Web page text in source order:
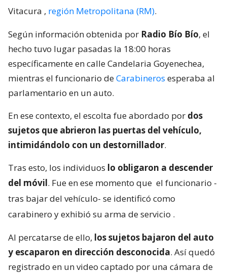
Vitacura , región Metropolitana (RM).
Según información obtenida por Radio Bío Bío, el
hecho tuvo lugar pasadas la 18:00 horas
específicamente en calle Candelaria Goyenechea,
mientras el funcionario deCarabineros esperaba al
parlamentario en un auto.
En ese contexto, el escolta fue abordado por dos
sujetos que abrieron las puertas del vehículo,
intimidándolo con un destornillador.
Tras esto, los individuos lo obligaron a descender
del móvil. Fue en ese momento que el funcionario -
tras bajar del vehículo- se identificó como
carabinero y exhibió su arma de servicio .
Al percatarse de ello, los sujetos bajaron del auto
y escaparon en dirección desconocida. Así quedó
registrado en un video captado por una cámara de